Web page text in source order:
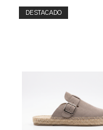
DESTACADO